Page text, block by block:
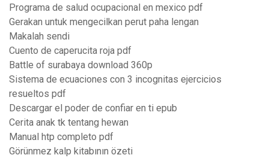
Programa de salud ocupacional en mexico pdf
Gerakan untuk mengecilkan perut paha lengan
Makalah sendi
Cuento de caperucita roja pdf
Battle of surabaya download 360p
Sistema de ecuaciones con 3 incognitas ejercicios
resueltos pdf
Descargar el poder de confiar en ti epub
Cerita anak tk tentang hewan
Manual htp completo pdf
Görünmez kalp kitabının özeti